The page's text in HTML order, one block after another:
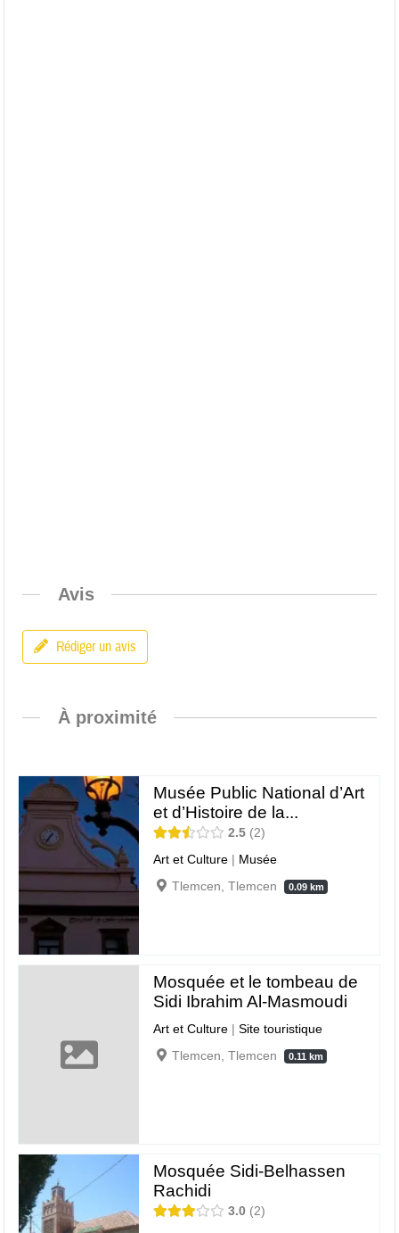
Avis
Rédiger un avis
À proximité
Musée Public National d’Art
et d’Histoire de la...
2.5
2
Art et Culture | Musée
Tlemcen, Tlemcen
0.09 km
Mosquée et le tombeau de
Sidi Ibrahim Al-Masmoudi
Art et Culture |Site touristique
Tlemcen, Tlemcen
0.11 km
Mosquée Sidi-Belhassen
Rachidi
3.0
2